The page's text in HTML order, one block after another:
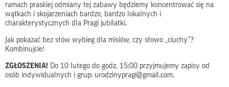
ramach praskiej odmiany tej zabawy będziemy koncentrować się na
wątkach i skojarzeniach bardzo, bardzo lokalnych i
charakterystycznych dla Pragi jubilatki.
Jak pokazać bez słów wybieg dla misiów, czy słowo „ciuchy”?
Kombinujcie!
ZGŁOSZENIA! Do 10 lutego do godz. 15:00 przyjmujemy zapisy od
osób indywidualnych i grup: urodzinypragi@gmail.com.